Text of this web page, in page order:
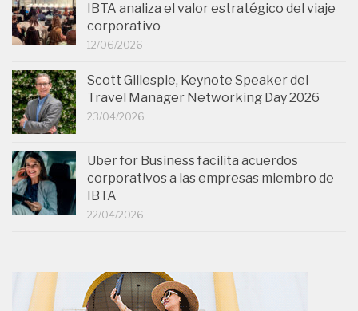
IBTA analiza el valor estratégico del viaje
corporativo
12/06/2026
Scott Gillespie, Keynote Speaker del
Travel Manager Networking Day 2026
23/04/2026
Uber for Business facilita acuerdos
corporativos a las empresas miembro de
IBTA
22/04/2026